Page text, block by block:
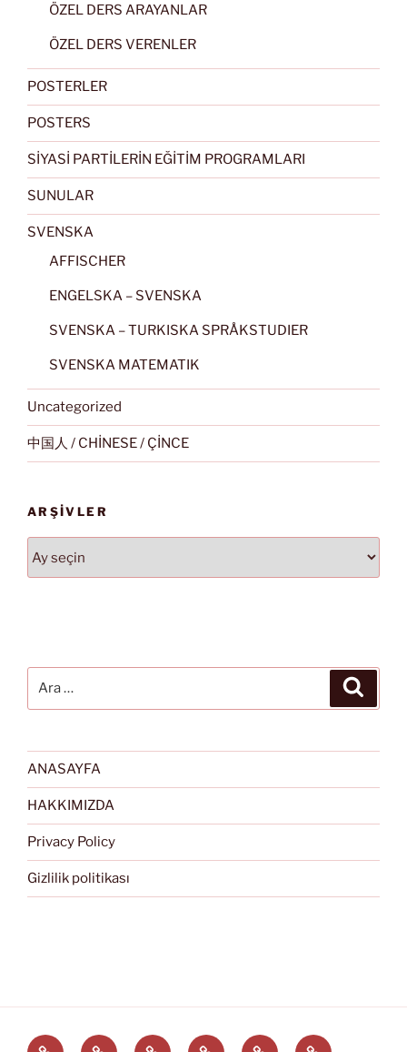
ÖZEL DERS ARAYANLAR
ÖZEL DERS VERENLER
POSTERLER
POSTERS
SİYASİ PARTİLERİN EĞİTİM PROGRAMLARI
SUNULAR
SVENSKA
AFFISCHER
ENGELSKA – SVENSKA
SVENSKA – TURKISKA SPRÅKSTUDIER
SVENSKA MATEMATIK
Uncategorized
中国人 / CHİNESE / ÇİNCE
ARŞIVLER
ANASAYFA
HAKKIMIZDA
Privacy Policy
Gizlilik politikası
Türkçe English Svenskaالعربية 中 EĞİTİM